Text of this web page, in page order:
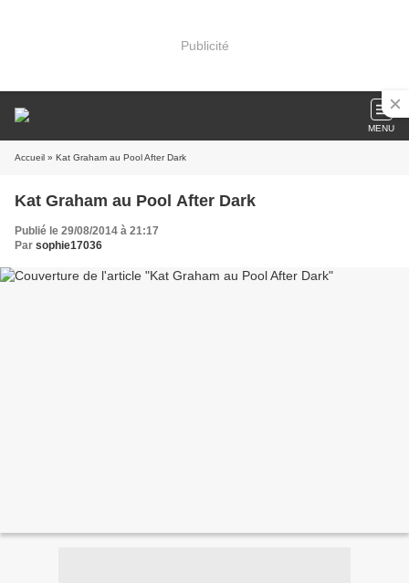
Publicité
MENU
Accueil » Kat Graham au Pool After Dark
Kat Graham au Pool After Dark
Publié le 29/08/2014 à 21:17
Par sophie17036